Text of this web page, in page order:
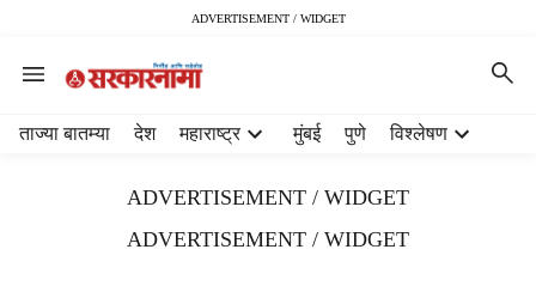
ADVERTISEMENT / WIDGET
ताज्या बातम्या देश महाराष्ट्र मुंबई पुणे विश्लेषण
ADVERTISEMENT / WIDGET
ADVERTISEMENT / WIDGET